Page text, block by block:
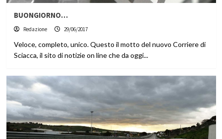
BUONGIORNO…
Redazione 29/06/2017
Veloce, completo, unico. Questo il motto del nuovo Corriere di
Sciacca, il sito di notizie on line che da oggi...